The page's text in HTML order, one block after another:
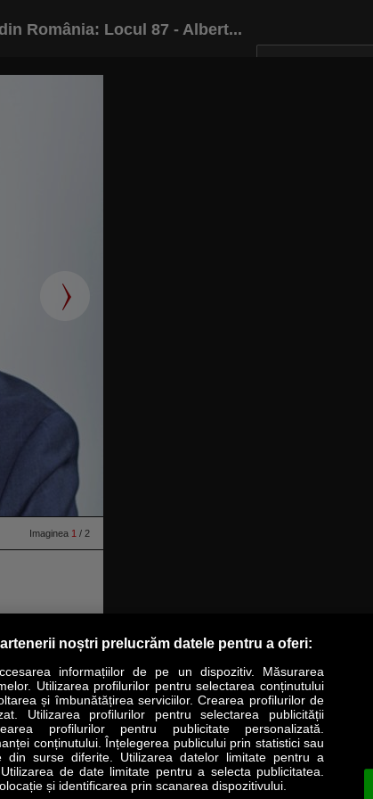
România: Locul 87 - Albert...
Imaginea 1 / 2
MEET THE CEO LIFESTYLE SPECIAL OPINII
Servicii Revista Business Magazin
noștri prelucrăm datele pentru a oferi:
informațiilor de pe un dispozitiv. Măsurarea
Utilizarea profilurilor pentru selectarea conținutului
și îmbunătățirea serviciilor. Crearea profilurilor de
Utilizarea profilurilor pentru selectarea publicității
profilurilor pentru publicitate personalizată.
conținutului. Înțelegerea publicului prin statistici sau
din surse diferite. Utilizarea datelor limitate pentru a
de date limitate pentru a selecta publicitatea.
și identificarea prin scanarea dispozitivului.